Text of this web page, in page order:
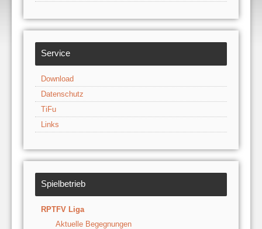
Service
Download
Datenschutz
TiFu
Links
Spielbetrieb
RPTFV Liga
Aktuelle Begegnungen